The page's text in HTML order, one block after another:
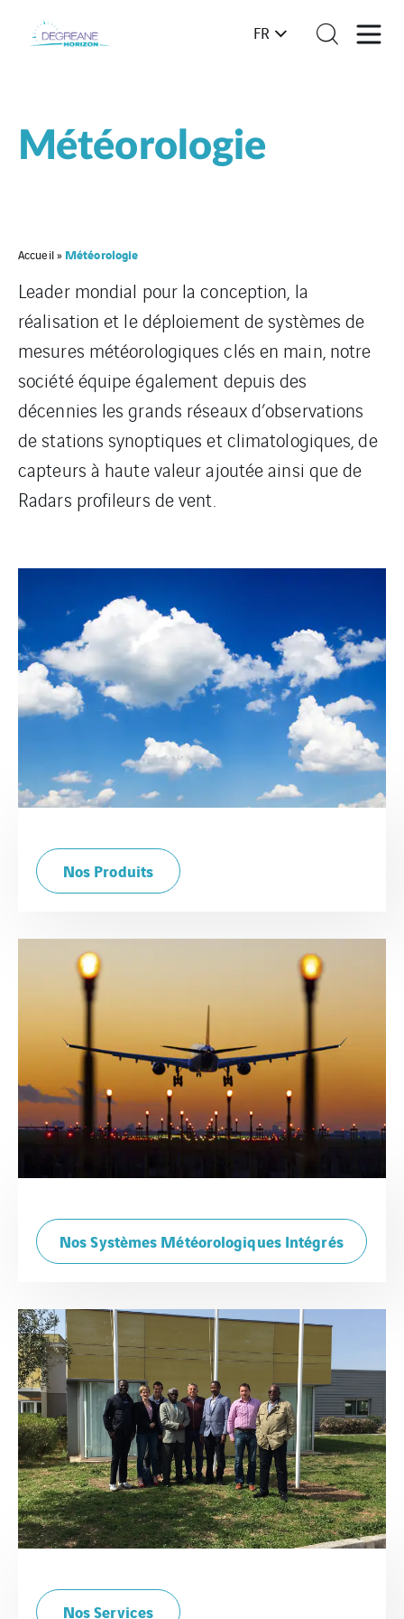
FR
Météorologie
Accueil» Météorologie
Leader mondial pour la conception, la
réalisation et le déploiement de systèmes de
mesures météorologiques clés en main, notre
société équipe également depuis des
décennies les grands réseaux d’observations
de stations synoptiques et climatologiques, de
capteurs à haute valeur ajoutée ainsi que de
Radars profileurs de vent.
Nos Produits
Nos Systèmes Météorologiques Intégrés
Nos Services